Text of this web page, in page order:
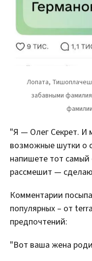
"Я — Олег Секрет. И
возможные шутки о
напишете тот
рассмешит —
Комментарии
популярных – от
предпочтений:
"Вот ваша жена